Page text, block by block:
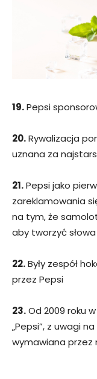
19.Pepsi
20.Rywalizacja
uznana za
21.Pepsi jako
zareklamowania
na tym, że
aby tworzyć
22.Były zespół
przez Pepsi
23.Od 2009 roku
„Pepsi”, z uwagi
wymawiana przez